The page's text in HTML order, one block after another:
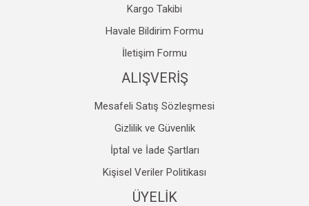
Gönder
Kargo Takibi
Havale Bildirim Formu
İletişim Formu
ALIŞVERİŞ
Mesafeli Satış Sözleşmesi
Gizlilik ve Güvenlik
İptal ve İade Şartları
Kişisel Veriler Politikası
ÜYELİK